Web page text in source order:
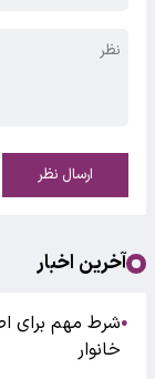
ارسال نظر
آخرین اخبار
●شرط مهم برای
خانوار